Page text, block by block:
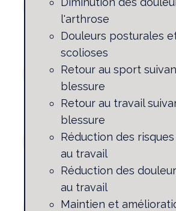
l'arthrose
Douleurs posturales
scolioses
Retour au sport
blessure
Retour au travail
blessure
Réduction des
au travail
Réduction des
au travail
Maintien et